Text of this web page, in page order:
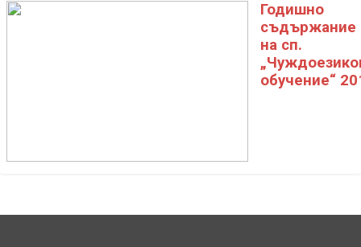
Годишно
съдържание
на сп.
обучение“